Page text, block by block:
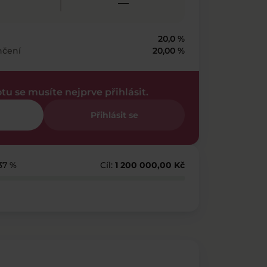
—
20,0 %
20,00 %
se musíte nejprve přihlásit.
Přihlásit se
% Cíl: 1 200 000,00 Kč